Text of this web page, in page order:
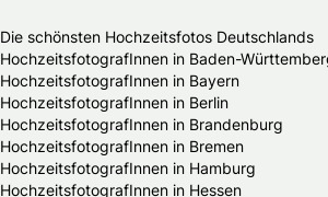
Die schönsten Hochzeitsfotos Deutschlands
HochzeitsfotografInnen in Baden-
HochzeitsfotografInnen in Bayern
HochzeitsfotografInnen in Berlin
HochzeitsfotografInnen in Brandenburg
HochzeitsfotografInnen in Bremen
HochzeitsfotografInnen in Hamburg
HochzeitsfotografInnen in Hessen